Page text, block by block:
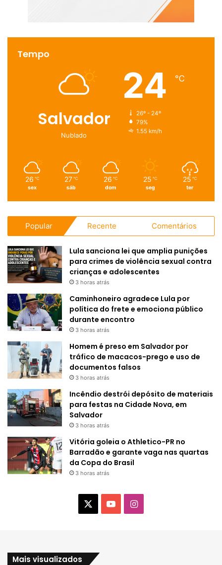
Tempo
Salvador
Nublado
24 ℃
26º - 24º
79%
1.55 km/h
26 ℃
sex
27 ℃
sáb
26 ℃
dom
25 ℃
seg
25 ℃
ter
Popular Recente Comentários
Lula sanciona lei que amplia punições
para crimes de violência sexual contra
crianças e adolescentes
3 horas atrás
Caminhoneiro agradece Lula por
política do frete e emociona público
durante encontro
3 horas atrás
Homem é preso em Salvador por
tráfico de macacos-prego e uso de
documentos falsos
3 horas atrás
Incêndio destrói depósito de materiais
para festas na Cidade Nova, em
Salvador
3 horas atrás
Vitória goleia o Athletico-PR no
Barradão e garante vaga nas quartas
da Copa do Brasil
3 horas atrás
I
Mais visualizados